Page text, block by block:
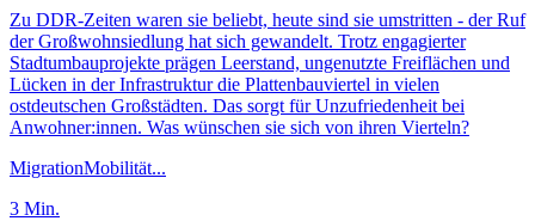
Zu DDR-Zeiten waren sie beliebt, heute sind sie umstritten - der Ruf
der Großwohnsiedlung hat sich gewandelt. Trotz engagierter
Stadtumbauprojekte prägen Leerstand, ungenutzte Freiflächen und
Lücken in der Infrastruktur die Plattenbauviertel in vielen
ostdeutschen Großstädten. Das sorgt für Unzufriedenheit bei
Anwohner:innen. Was wünschen sie sich von ihren Vierteln?
MigrationMobilität...
3 Min.